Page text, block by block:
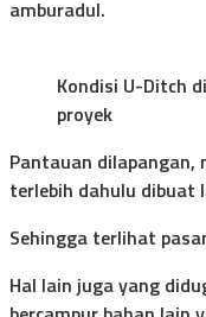
amburadul.
Kondisi U-Ditch
proyek
Pantauan dilapangan,
terlebih dahulu dibuat
Sehingga terlihat
Hal lain juga yang